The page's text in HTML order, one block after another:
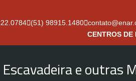
(51) 98915.1480
CENTROS DE
e outras